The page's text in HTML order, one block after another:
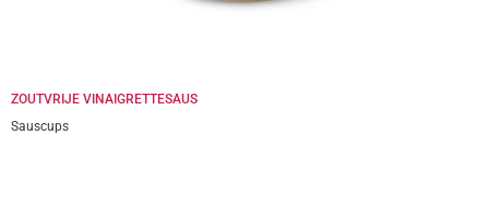
ZOUTVRIJE VINAIGRETTESAUS
Sauscups